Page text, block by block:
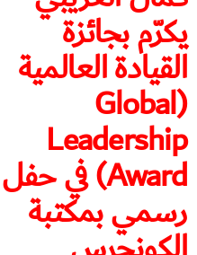
يكرّم بجائزة
القيادة العالمية
(Global
Leadership
Award) في حفل
رسمي بمكتبة